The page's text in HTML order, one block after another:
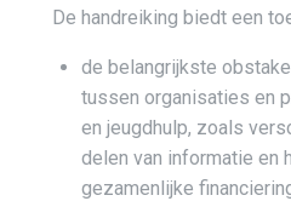
De handreiking biedt een
de belangrijkste
tussen organisaties en
en jeugdhulp, zoals
delen van informatie en
gezamenlijke